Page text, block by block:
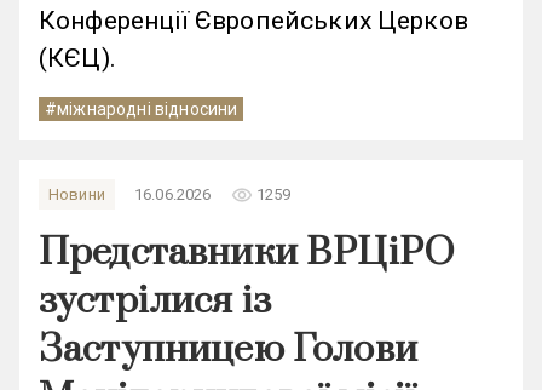
Конференції Європейських Церков
(КЄЦ).
#міжнародні відносини
Новини 16.06.2026 remove_red_eye 1259
Представники ВРЦіРО
зустрілися із
Заступницею Голови